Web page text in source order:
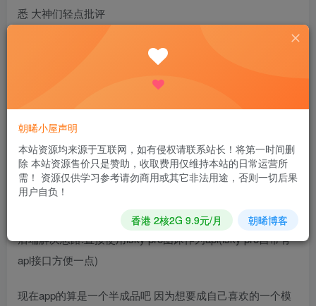
悉 大神们轻点批评
开发这个手机app的初衷是解决我和我的女朋友的手机照片
问题，以为经常出去玩手机也拍有许多的照片 但是换手机和
想看对方的照片就显得非常的麻烦 所以就开发这个app了
设计思路就是:把手机的照片上传到我个人的服务器 然后提供
apl接口 手机app调用接口展示图片
前端解决思路:因使用Android studio开发周期长也不是很
后端解决思路:直接使用lsky pro图床作为apl(lsky pro自带有
apl接口方便一点)
现在app的算是一个半成品吧 因为想要成自己喜欢的一个模
朝晞小屋声明
本站资源均来源于互联网，如有侵权请联系站长！将第一时间删
除 本站资源售价只是赞助，收取费用仅维持本站的日常运营所
需！ 资源仅供学习参考请勿商用或其它非法用途，否则一切后果
用户自负！
香港 2核2G 9.9元/月 朝晞博客